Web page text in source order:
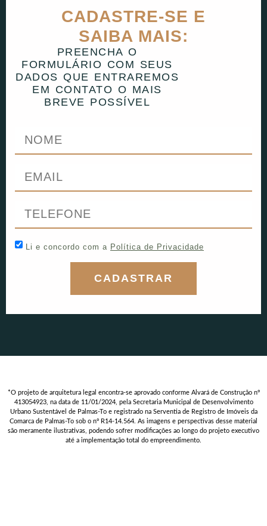
CADASTRE-SE E
SAIBA MAIS:
PREENCHA O
FORMULÁRIO COM SEUS
DADOS QUE ENTRAREMOS
EM CONTATO O MAIS
BREVE POSSÍVEL
Li e concordo com a Política de Privacidade
CADASTRAR
*O projeto de arquitetura legal encontra-se aprovado conforme Alvará de Construção nº
413054923, na data de 11/01/2024, pela Secretaria Municipal de Desenvolvimento
Urbano Sustentável de Palmas-To e registrado na Serventia de Registro de Imóveis da
Comarca de Palmas-To sob o nº R14-14.564. As imagens e perspectivas desse material
são meramente ilustrativas, podendo sofrer modificações ao longo do projeto executivo
até a implementação total do empreendimento.